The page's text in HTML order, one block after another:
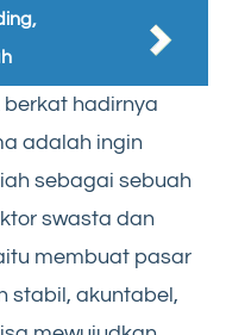
hadirnya
adalah ingin
sebagai sebuah
swasta dan
membuat pasar
stabil, akuntabel,